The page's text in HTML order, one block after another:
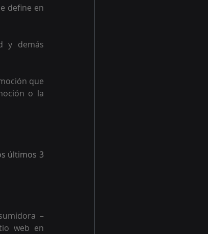
define en
y demás
que
o la
últimos 3
–
web en